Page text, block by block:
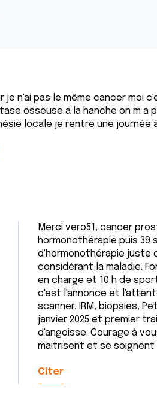
je n'ai pas le même cancer moi
osseuse a la hanche on m a
locale je rentre une journée
Merci vero51, cancer
hormonothérapie puis 39
d'hormonothérapie juste
considérant la maladie.
en charge et 10 h de
c'est l'annonce et
scanner, IRM, biopsies,
janvier 2025 et premier
d'angoisse. Courage à
maitrisent et se soignent
Citer